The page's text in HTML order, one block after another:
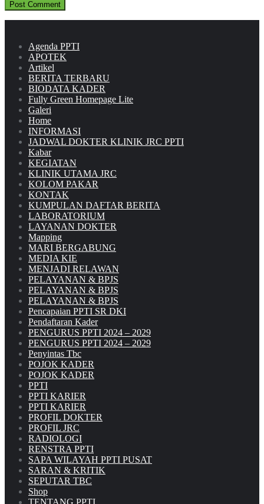
Agenda PPTI
APOTEK
Artikel
BERITA TERBARU
BIODATA KADER
Fully Green Homepage Lite
Galeri
Home
INFORMASI
JADWAL DOKTER KLINIK JRC PPTI
Kabar
KEGIATAN
KLINIK UTAMA JRC
KOLOM PAKAR
KONTAK
KUMPULAN DAFTAR BERITA
LABORATORIUM
LAYANAN DOKTER
Mapping
MARI BERGABUNG
MEDIA KIE
MENJADI RELAWAN
PELAYANAN & BPJS
PELAYANAN & BPJS
PELAYANAN & BPJS
Pencapaian PPTI SR DKI
Pendaftaran Kader
PENGURUS PPTI 2024 – 2029
PENGURUS PPTI 2024 – 2029
Penyintas Tbc
POJOK KADER
POJOK KADER
PPTI
PPTI KARIER
PPTI KARIER
PROFIL DOKTER
PROFIL JRC
RADIOLOGI
RENSTRA PPTI
SAPA WILAYAH PPTI PUSAT
SARAN & KRITIK
SEPUTAR TBC
Shop
TENTANG PPTI